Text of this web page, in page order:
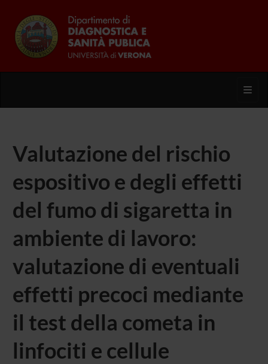
Valutazione del rischio
espositivo e degli effetti
del fumo di sigaretta in
ambiente di lavoro:
valutazione di eventuali
effetti precoci mediante
il test della cometa in
linfociti e cellule